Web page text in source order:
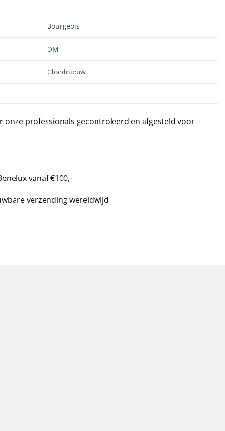
Bourgeois
OM
Gloednieuw
onze professionals gecontroleerd en afgesteld voor
vanaf €100,-
verzending wereldwijd